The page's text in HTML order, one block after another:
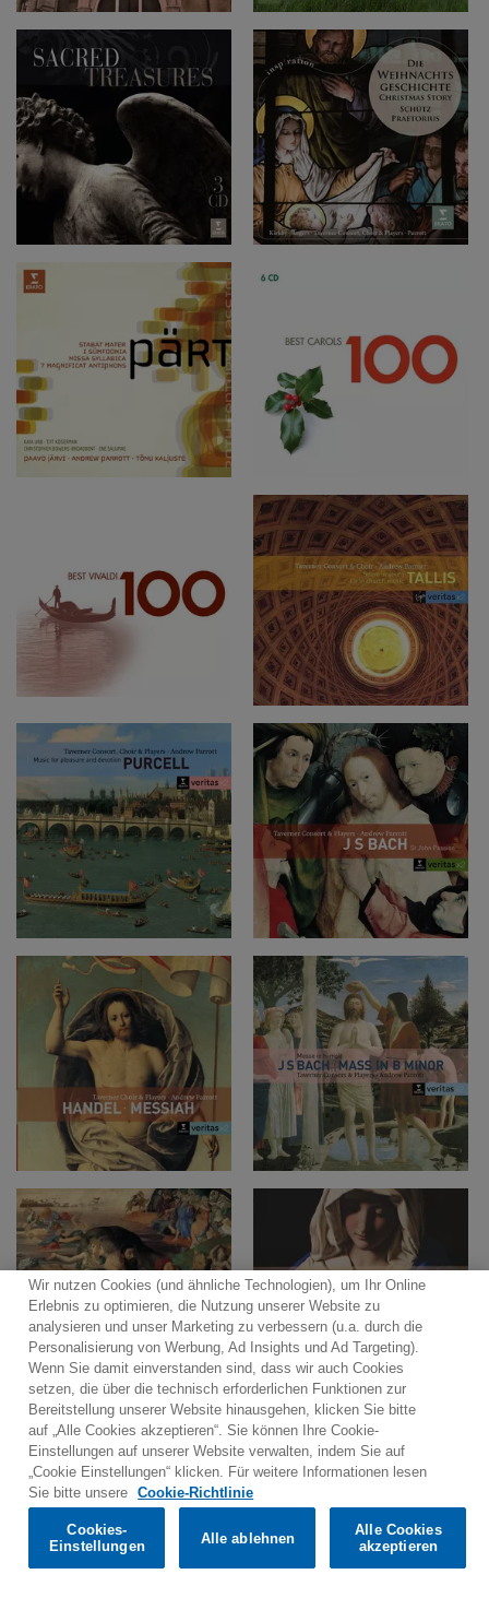
Kontakt Newsletter
Warner Music Medienservice
Nutzungsbedingungen
Datenschutzerklärungen
Cookies-Richtlinien
Cookies-Einstellungen
Would you prefer to visit our website in English?
Confirm
Wir nutzen Cookies (und ähnliche Technologien), um Ihr Online
Erlebnis zu optimieren, die Nutzung unserer Website zu
analysieren und unser Marketing zu verbessern (u.a. durch die
Personalisierung von Werbung, Ad Insights und Ad Targeting).
Wenn Sie damit einverstanden sind, dass wir auch Cookies
setzen, die über die technisch erforderlichen Funktionen zur
Bereitstellung unserer Website hinausgehen, klicken Sie bitte
auf „Alle Cookies akzeptieren“. Sie können Ihre Cookie-
Einstellungen auf unserer Website verwalten, indem Sie auf
„Cookie Einstellungen“ klicken. Für weitere Informationen lesen
Sie bitte unsere
Cookie-Richtlinie
Cookies-
Einstellungen
Alle ablehnen
Alle Cookies
akzeptieren